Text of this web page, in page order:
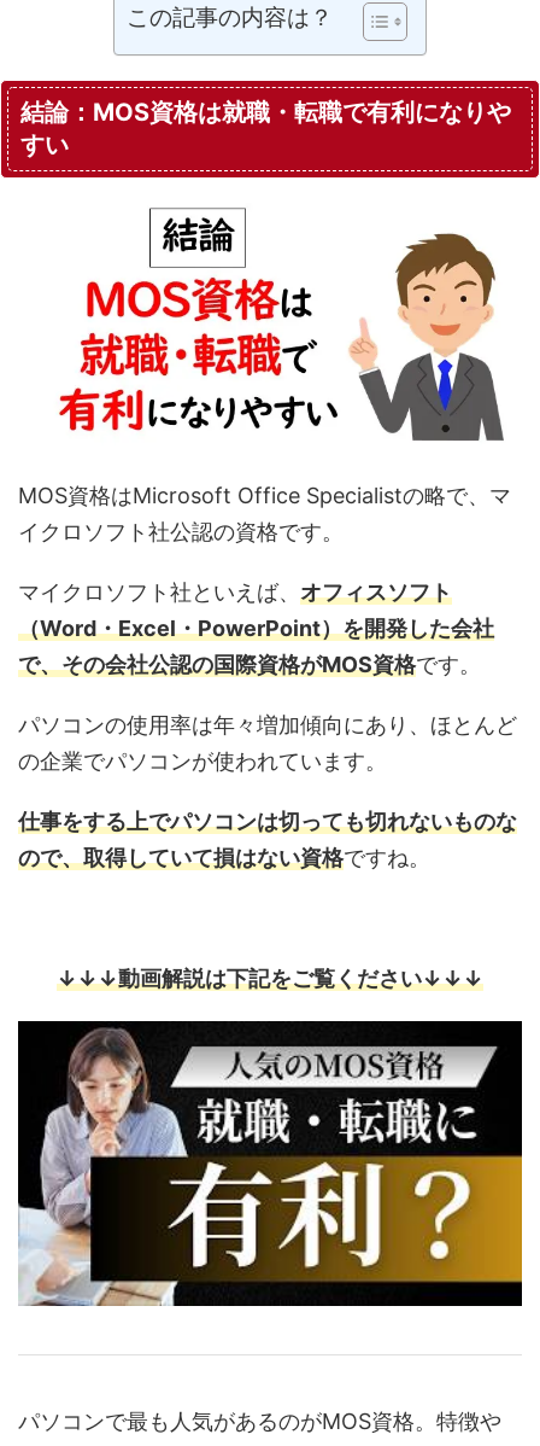
この記事の内容は？
結論：MOS資格は就職・転職で有利になりや
すい
MOS資格はMicrosoft Office Specialistの略で、マ
イクロソフト社公認の資格です。
マイクロソフト社といえば、 オフィスソフト
（Word・Excel・PowerPoint）を開発した会社
で、その会社公認の国際資格がMOS資格です。
パソコンの使用率は年々増加傾向にあり、ほとんど
の企業でパソコンが使われています。
仕事をする上でパソコンは切っても切れないものな
ので、取得していて損はない資格ですね。
↓↓↓動画解説は下記をご覧ください↓↓↓
パソコンで最も人気があるのがMOS資格。特徴や